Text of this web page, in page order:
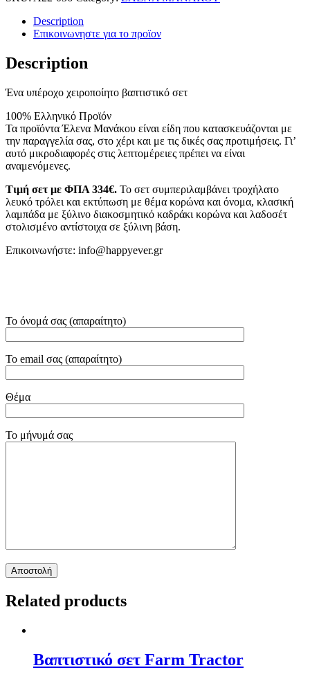
Description
Επικοινωνηστε για το προϊoν
Description
Ένα υπέροχο χειροποίητο βαπτιστικό σετ
100% Ελληνικό Προϊόν
Τα προϊόντα Έλενα Μανάκου είναι είδη που κατασκευάζονται με
την παραγγελία σας, στο χέρι και με τις δικές σας προτιμήσεις. Γι’
αυτό μικροδιαφορές στις λεπτομέρειες πρέπει να είναι
αναμενόμενες.
Τιμή σετ με ΦΠΑ 334€. Το σετ συμπεριλαμβάνει τροχήλατο
λευκό τρόλει και εκτύπωση με θέμα κορώνα και όνομα, κλασική
λαμπάδα με ξύλινο διακοσμητικό καδράκι κορώνα και λαδοσέτ
στολισμένο αντίστοιχα σε ξύλινη βάση.
Επικοινωνήστε: info@happyever.gr
Το όνομά σας (απαραίτητο)
Το email σας (απαραίτητο)
Θέμα
Το μήνυμά σας
Related products
Βαπτιστικό σετ Farm Tractor